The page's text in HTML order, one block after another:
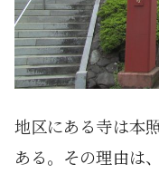
地区にある寺は本
ある。その理由は